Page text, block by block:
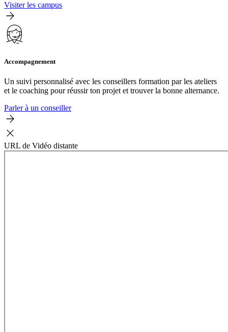
Visiter les campus
Accompagnement
Un suivi personnalisé avec les conseillers formation par les ateliers
et le coaching pour réussir ton projet et trouver la bonne alternance.
Parler à un conseiller
URL de Vidéo distante